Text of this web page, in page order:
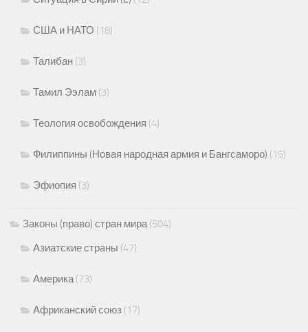
США и НАТО (18)
Талибан (3)
Тамил Ээлам (3)
Теология освобождения (4)
Филиппины (Новая народная армия и Бангсаморо) (15)
Эфиопия (3)
Законы (право) стран мира(504)
Азиатские страны (47)
Америка(73)
Африканский союз (17)